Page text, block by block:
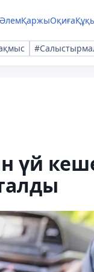
ӘлемҚаржыОқиға
үй